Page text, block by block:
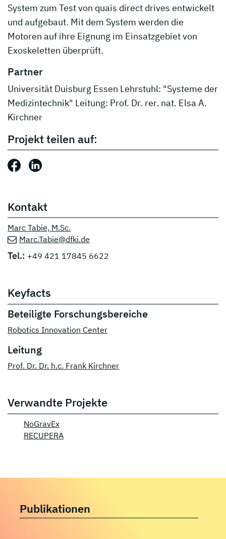
System zum Test von quais direct drives entwickelt
und aufgebaut. Mit dem System werden die
Motoren auf ihre Eignung im Einsatzgebiet von
Exoskeletten überprüft.
Partner
Universität Duisburg Essen Lehrstuhl: "Systeme der
Medizintechnik" Leitung: Prof. Dr. rer. nat. Elsa A.
Kirchner
Projekt teilen auf:
Beitrag teilen auf: Facebook
Beitrag teilen auf: LinkedIn
Kontakt
Marc Tabie, M.Sc.
Marc.Tabie@dfki.de
Tel.: +49 421 17845 6622
Keyfacts
Beteiligte Forschungsbereiche
Robotics Innovation Center
Leitung
Prof. Dr. Dr. h.c. Frank Kirchner
Verwandte Projekte
NoGravEx
RECUPERA
Publikationen